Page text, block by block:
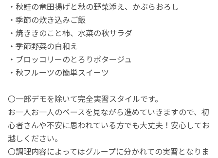
・秋鮭の竜田揚げと秋の野菜添え、かぶらおろし
・季節の炊き込みご飯
・焼ききのこと柿、水菜の秋サラダ
・季節野菜の白和え
・ブロッコリーのとろりポタージュ
・秋フルーツの簡単スイーツ
〇一部デモを除いて完全実習スタイルです。
お一人お一人のペースを見ながら進めていきますので、初
心者さんや不安に思われている方でも大丈夫！安心してお
越しください。
〇調理内容によってはグループに分かれての実習となりま